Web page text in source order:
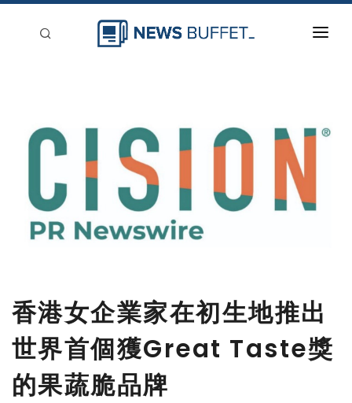
登入
香港女企業家在初生地推出
世界首個獲Great Taste獎
的果蔬脆品牌